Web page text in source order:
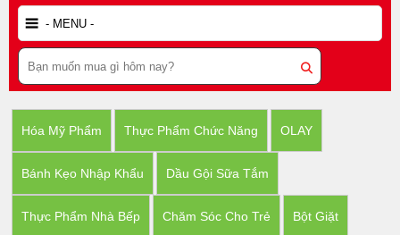
Hóa Mỹ Phẩm Thực Phẩm Chức Năng OLAY
Bánh Kẹo Nhập Khẩu Dầu Gội Sữa Tắm
Thực Phẩm Nhà Bếp Chăm Sóc Cho Trẻ Bột Giặt